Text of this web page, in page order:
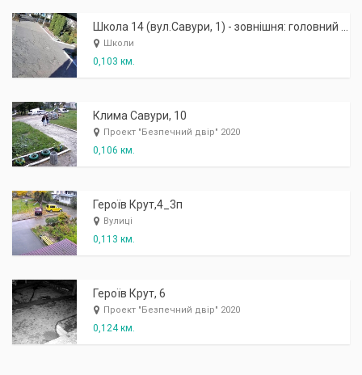
Школи
0,103 км.
Клима Савури, 10
Проект "Безпечний двір" 2020
0,106 км.
Героїв Крут,4_3п
Вулиці
0,113 км.
Героїв Крут, 6
Проект "Безпечний двір" 2020
0,124 км.